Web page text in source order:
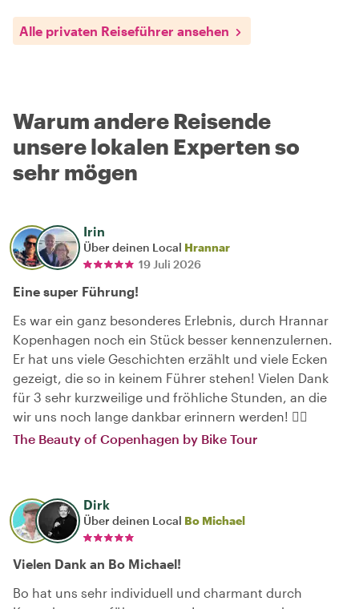
Alle privaten Reiseführer ansehen
Warum andere Reisende
unsere lokalen Experten so
sehr mögen
Irin
Über deinen Local Hrannar
19 Juli 2026
Eine super Führung!
Es war ein ganz besonderes Erlebnis, durch Hrannar
Kopenhagen noch ein Stück besser kennenzulernen.
Er hat uns viele Geschichten erzählt und viele Ecken
gezeigt, die so in keinem Führer stehen! Vielen Dank
für 3 sehr kurzweilige und fröhliche Stunden, an die
wir uns noch lange dankbar erinnern werden! 👍🏻
The Beauty of Copenhagen by Bike Tour
Dirk
Über deinen Local Bo Michael
Vielen Dank an Bo Michael!
Bo hat uns sehr individuell und charmant durch